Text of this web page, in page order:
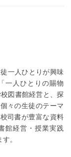
一人ひとりが興味
一人ひとりの賜物
図書館経営と、探
々の生徒のテーマ
司書が豊富な資料
館経営・授業実践
。